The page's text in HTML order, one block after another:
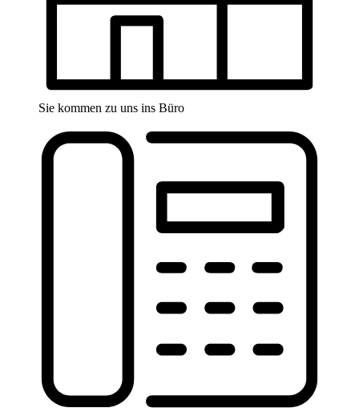
Sie kommen zu uns ins Büro